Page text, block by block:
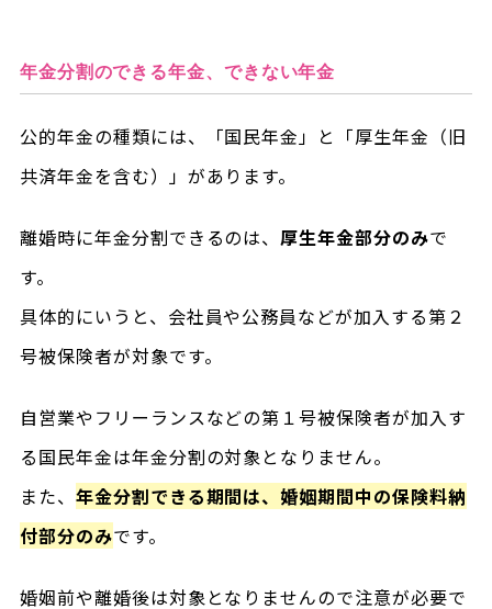
年金分割のできる年金、できない年金
公的年金の種類には、「国民年金」と「厚生年金（旧
共済年金を含む）」があります。
離婚時に年金分割できるのは、厚生年金部分のみで
す。
具体的にいうと、会社員や公務員などが加入する第２
号被保険者が対象です。
自営業やフリーランスなどの第１号被保険者が加入す
る国民年金は年金分割の対象となりません。
また、 年金分割できる期間は、婚姻期間中の保険料納
付部分のみです。
婚姻前や離婚後は対象となりませんので注意が必要で